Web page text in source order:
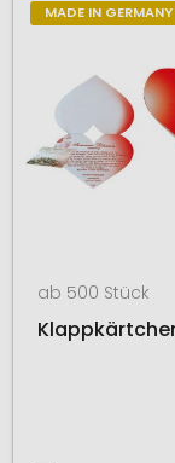
MADE IN GERMANY
ab 500 Stück